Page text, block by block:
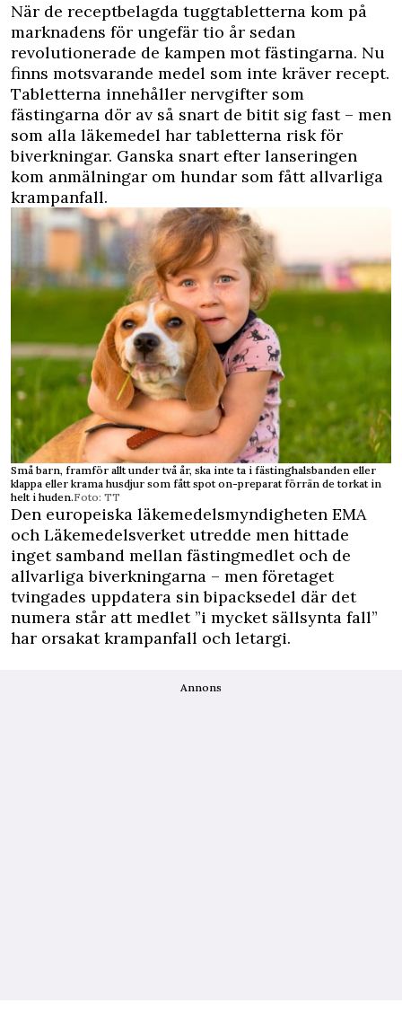
När de receptbelagda tuggtabletterna kom på
marknadens för ungefär tio år sedan
revolutionerade de kampen mot fästingarna. Nu
finns motsvarande medel som inte kräver recept.
Tabletterna innehåller nervgifter som
fästingarna dör av så snart de bitit sig fast – men
som alla läkemedel har tabletterna risk för
biverkningar. Ganska snart efter lanseringen
kom anmälningar om hundar som fått allvarliga
krampanfall.
Små barn, framför allt under två år, ska inte ta i fästinghalsbanden eller
klappa eller krama husdjur som fått spot on-preparat förrän de torkat in
helt i huden.Foto: TT
Den europeiska läkemedelsmyndigheten EMA
och Läkemedelsverket utredde men hittade
inget samband mellan fästingmedlet och de
allvarliga biverkningarna – men företaget
tvingades uppdatera sin bipacksedel där det
numera står att medlet ”i mycket sällsynta fall”
har orsakat krampanfall och letargi.
Annons